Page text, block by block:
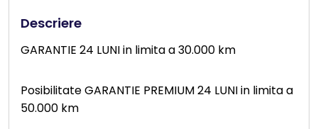
Descriere
GARANTIE 24 LUNI in limita a 30.000 km
Posibilitate GARANTIE PREMIUM 24 LUNI in limita a
50.000 km